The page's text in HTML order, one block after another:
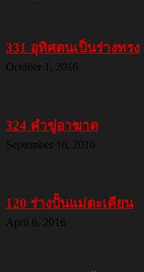
331 อุทิศตนเป็นร่างทรง
October 1, 2016
324 คำขู่อาฆาต
September 16, 2016
120 ร่างปั้นแม่ตะเคียน
April 6, 2016